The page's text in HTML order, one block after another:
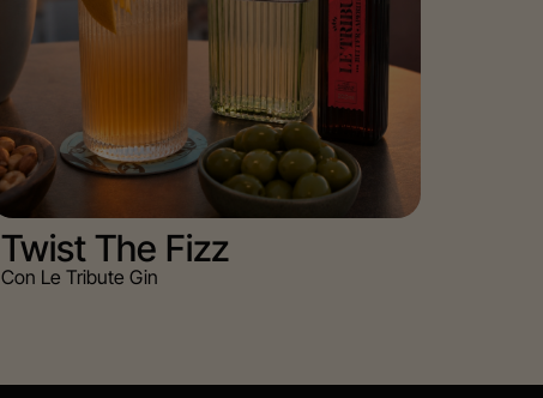
Twist The Fizz
Con Le Tribute Gin